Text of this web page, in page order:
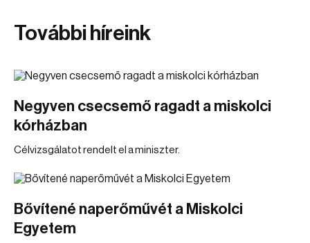
További híreink
Negyven csecsemő ragadt a miskolci
kórházban
Célvizsgálatot rendelt el a miniszter.
Bővítené naperőművét a Miskolci
Egyetem